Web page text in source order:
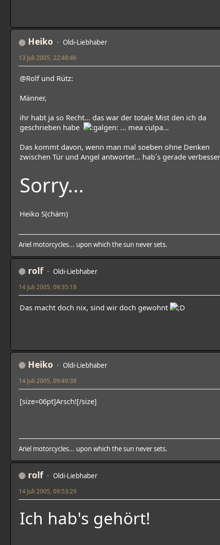
Heiko Oldi-Liebhaber
13 Juli 2005, 22:48:46
@Rolf und Rütz:
Männer,
ihr habt ja so Recht... das war der totale Mist den ich da
geschrieben habe
... mea culpa...
Das kommt davon, wenn man mal soeben ohne Denken
zwischen Tür und Angel antwortet... hab´s gerade
Sorry...
Heiko S(chäm)
Ariel motorcycles... upon which the sun never sets.
rolf Oldi-Liebhaber
14 Juli 2005, 09:35:18
Das macht doch nix, sind wir doch gewohnt
Heiko Oldi-Liebhaber
14 Juli 2005, 09:49:38
[size=06pt]Arsch![/size]
Ariel motorcycles... upon which the sun never sets.
rolf Oldi-Liebhaber
14 Juli 2005, 09:53:29
Ich hab's gehört!